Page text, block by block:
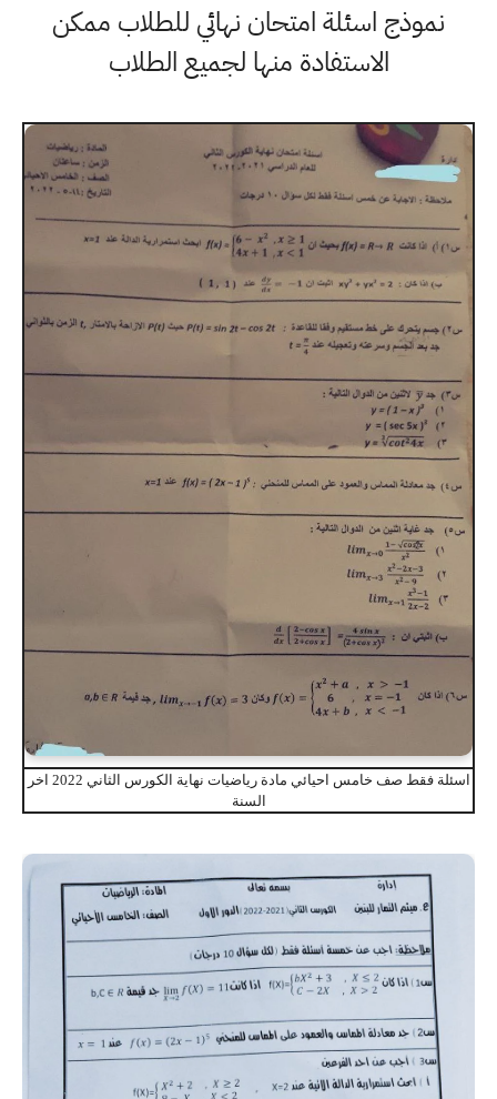
نموذج اسئلة امتحان نهائي للطلاب ممكن
الاستفادة منها لجميع الطلاب
اسئلة فقط صف خامس احيائي مادة رياضيات نهاية الكورس الثاني 2022 اخر
السنة